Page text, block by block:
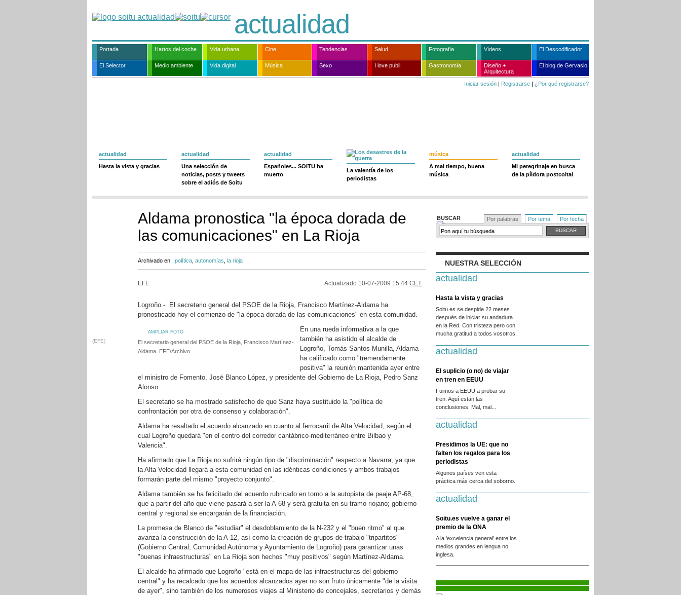
actualidad
Portada Hartos del coche Vida urbana Cine Tendencias Salud Fotografía Vídeos El Descodificador
El Selector Medio ambiente Vida digital Música Sexo I love publi Gastronomía
Diseño +
Arquitectura
El blog de Gervasio
Iniciar sesión | Registrarse | ¿Por qué registrarse?
actualidad
Hasta la vista y gracias
actualidad
Una selección de
noticias, posts y tweets
sobre el adiós de Soitu
actualidad
Españoles... SOITU ha
muerto
La valentía de los
periodistas
música
A mal tiempo, buena
música
actualidad
Mi peregrinaje en busca
de la píldora postcoital
Aldama pronostica "la época dorada de
las comunicaciones" en La Rioja
Archivado en: política autonomías la rioja
EFE Actualizado 10-07-2009 15:44 CET
Logroño.- El secretario general del PSOE de la Rioja, Francisco Martínez-Aldama ha
pronosticado hoy el comienzo de "la época dorada de las comunicaciones" en esta comunidad.
AMPLIAR FOTO
(EFE)
El secretario general del PSOE de la Rioja, Francisco Martínez-
Aldama. EFE/Archivo
En una rueda informativa a la que
también ha asistido el alcalde de
Logroño, Tomás Santos Munilla, Aldama
ha calificado como "tremendamente
positiva" la reunión mantenida ayer entre
el ministro de Fomento, José Blanco López, y presidente del Gobierno de La Rioja, Pedro Sanz
Alonso.
El secretario se ha mostrado satisfecho de que Sanz haya sustituido la "política de
confrontación por otra de consenso y colaboración".
Aldama ha resaltado el acuerdo alcanzado en cuanto al ferrocarril de Alta Velocidad, según el
cual Logroño quedará "en el centro del corredor cantábrico-mediterráneo entre Bilbao y
Valencia".
Ha afirmado que La Rioja no sufrirá ningún tipo de "discriminación" respecto a Navarra, ya que
la Alta Velocidad llegará a esta comunidad en las idénticas condiciones y ambos trabajos
formarán parte del mismo "proyecto conjunto".
Aldama también se ha felicitado del acuerdo rubricado en torno a la autopista de peaje AP-68,
que a partir del año que viene pasará a ser la A-68 y será gratuita en su tramo riojano; gobierno
central y regional se encargarán de la financiación.
La promesa de Blanco de "estudiar" el desdoblamiento de la N-232 y el "buen ritmo" al que
avanza la construcción de la A-12, así como la creación de grupos de trabajo "tripartitos"
(Gobierno Central, Comunidad Autónoma y Ayuntamiento de Logroño) para garantizar unas
"buenas infraestructuras" en La Rioja son hechos "muy positivos" según Martínez-Aldama.
El alcalde ha afirmado que Logroño "está en el mapa de las infraestructuras del gobierno
central" y ha recalcado que los acuerdos alcanzados ayer no son fruto únicamente "de la visita
de ayer", sino también de los numerosos viajes al Ministerio de concejales, secretarios y demás
BUSCAR Por palabras Por tema Por fecha
NUESTRA SELECCIÓN
actualidad
Hasta la vista y gracias
Soitu.es se despide 22 meses
después de iniciar su andadura
en la Red. Con tristeza pero con
mucha gratitud a todos vosotros.
actualidad
El suplicio (o no) de viajar
en tren en EEUU
Fuimos a EEUU a probar su
tren. Aquí están las
conclusiones. Mal, mal...
actualidad
Presidimos la UE: que no
falten los regalos para los
periodistas
Algunos países ven esta
práctica más cerca del soborno.
actualidad
Soitu.es vuelve a ganar el
premio de la ONA
A la 'excelencia general' entre los
medios grandes en lengua no
inglesa.